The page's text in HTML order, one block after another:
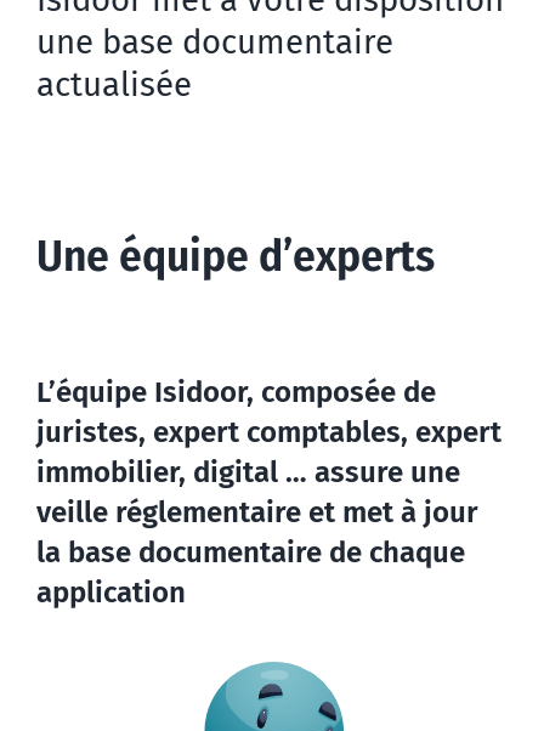
une base documentaire
actualisée
Une équipe d’experts
L’équipe Isidoor, composée de
juristes, expert comptables, expert
immobilier, digital … assure une
veille réglementaire et met à jour
la base documentaire de chaque
application